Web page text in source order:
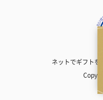
ネットでギフトを